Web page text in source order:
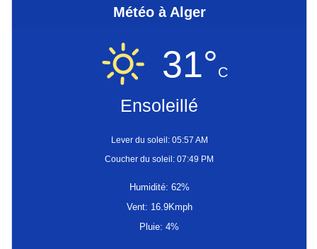
Météo à Alger
31°C
Ensoleillé
Lever du soleil: 05:57 AM
Coucher du soleil: 07:49 PM
Humidité: 62%
Vent: 16.9Kmph
Pluie: 4%